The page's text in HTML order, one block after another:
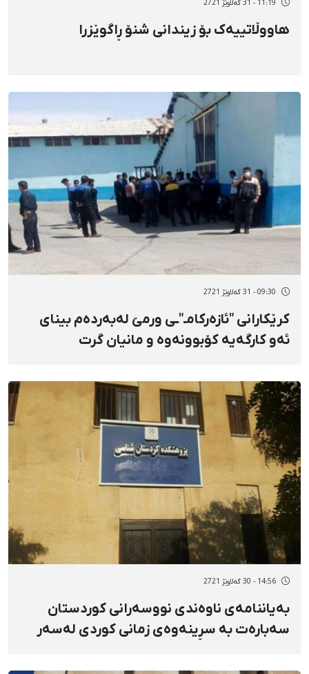
11:19 - 31 گەلاوێژ 2721
هاووڵاتییەک بۆ زیندانی شنۆ ڕاگوێزرا
09:30 - 31 گەلاوێژ 2721
کرێکارانی "ئازەرکامـ"ـی ورمێ لەبەردەم بینای
ئەو کارگەیە کۆبوونەوە و مانیان گرت
14:56 - 30 گەلاوێژ 2721
بەیاننامەی ناوەندی نووسەرانی کوردستان
سەبارەت بە سڕینەوەی زمانی کوردی لەسەر